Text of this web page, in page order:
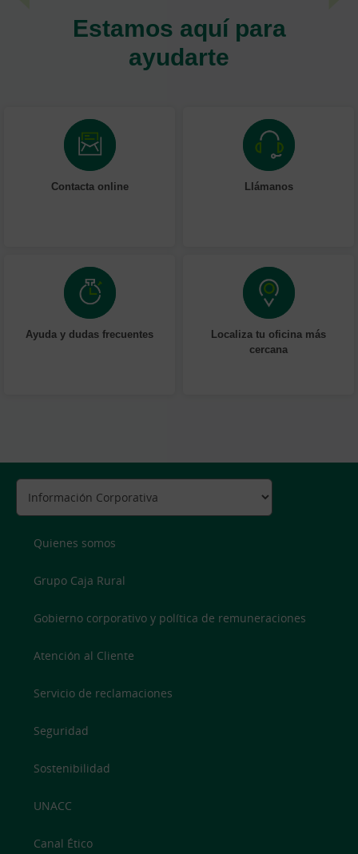
Estamos aquí para
ayudarte
Contacta online Llámanos
Ayuda y dudas frecuentes
Localiza tu oficina más
cercana
Quienes somos
Grupo Caja Rural
Gobierno corporativo y política de remuneraciones
Atención al Cliente
Servicio de reclamaciones
Seguridad
Sostenibilidad
UNACC
Canal Ético